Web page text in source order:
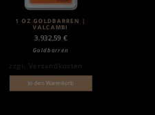
1 OZ GOLDBARREN |
VALCAMBI
3.932,59 €
Goldbarren
zzgl. Versandkosten
In den Warenkorb